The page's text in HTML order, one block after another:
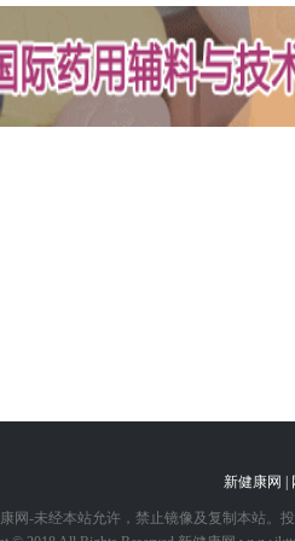
新健康网 |
网-未经本站允许，禁止镜像及复制本站。